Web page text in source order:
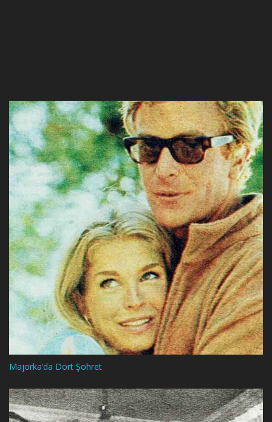
Majorka’da Dört Şöhret